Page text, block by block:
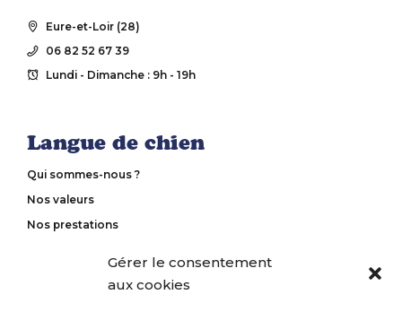
Gérer le consentement
aux cookies
Eure-et-Loir (28)
06 82 52 67 39
Lundi - Dimanche : 9h - 19h
Langue de chien
Qui sommes-nous ?
Nos valeurs
Nos prestations